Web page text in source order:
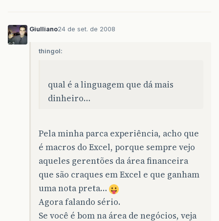
Giulliano24 de set. de 2008
thingol:
qual é a linguagem que dá mais
dinheiro…
Pela minha parca experiência, acho que
é macros do Excel, porque sempre vejo
aqueles gerentões da área financeira
que são craques em Excel e que ganham
uma nota preta…
Agora falando sério.
Se você é bom na área de negócios, veja